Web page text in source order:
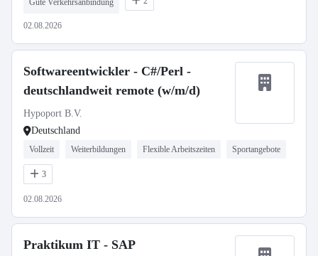
Gute Verkehrsanbindung
02.08.2026
Softwareentwickler - C#/Perl -
deutschlandweit remote (w/m/d)
Hypoport B.V.
Deutschland
Vollzeit Weiterbildungen Flexible Arbeitszeiten Sportangebote
3
02.08.2026
Praktikum IT - SAP